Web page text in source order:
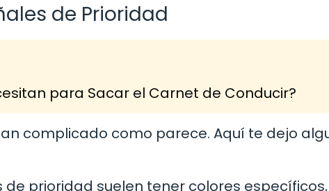
de Prioridad
para Sacar el Carnet de Conducir?
complicado como parece. Aquí te dejo
de prioridad suelen tener colores específicos,